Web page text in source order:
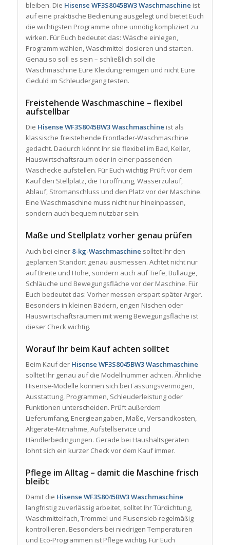
bleiben. Die Hisense WF3S8045BW3 Waschmaschine ist
auf eine praktische Bedienung ausgelegt und bietet Euch
die wichtigsten Programme ohne unnötig kompliziert zu
wirken. Für Euch bedeutet das: Wäsche einlegen,
Programm wählen, Waschmittel dosieren und starten.
Genau so soll es sein – schließlich soll die
Waschmaschine Eure Kleidung reinigen und nicht Eure
Geduld im Schleudergang testen.
Freistehende Waschmaschine – flexibel
aufstellbar
Die Hisense WF3S8045BW3 Waschmaschine ist als
klassische freistehende Frontlader-Waschmaschine
gedacht. Dadurch könnt Ihr sie flexibel im Bad, Keller,
Hauswirtschaftsraum oder in einer passenden
Waschecke aufstellen. Für Euch wichtig: Prüft vor dem
Kauf den Stellplatz, die Türöffnung, Wasserzulauf,
Ablauf, Stromanschluss und den Platz vor der Maschine.
Eine Waschmaschine muss nicht nur hineinpassen,
sondern auch bequem nutzbar sein.
Maße und Stellplatz vorher genau prüfen
Auch bei einer 8-kg-Waschmaschine solltet Ihr den
geplanten Standort genau ausmessen. Achtet nicht nur
auf Breite und Höhe, sondern auch auf Tiefe, Bullauge,
Schläuche und Bewegungsfläche vor der Maschine. Für
Euch bedeutet das: Vorher messen erspart später Ärger.
Besonders in kleinen Bädern, engen Nischen oder
Hauswirtschaftsräumen mit wenig Bewegungsfläche ist
dieser Check wichtig.
Worauf Ihr beim Kauf achten solltet
Beim Kauf der Hisense WF3S8045BW3 Waschmaschine
solltet Ihr genau auf die Modellnummer achten. Ähnliche
Hisense-Modelle können sich bei Fassungsvermögen,
Ausstattung, Programmen, Schleuderleistung oder
Funktionen unterscheiden. Prüft außerdem
Lieferumfang, Energieangaben, Maße, Versandkosten,
Altgeräte-Mitnahme, Aufstellservice und
Händlerbedingungen. Gerade bei Haushaltsgeräten
lohnt sich ein kurzer Check vor dem Kauf immer.
Pflege im Alltag – damit die Maschine frisch
bleibt
Damit die Hisense WF3S8045BW3 Waschmaschine
langfristig zuverlässig arbeitet, solltet Ihr Türdichtung,
Waschmittelfach, Trommel und Flusensieb regelmäßig
kontrollieren. Besonders bei niedrigen Temperaturen
und Eco-Programmen ist Pflege wichtig. Für Euch